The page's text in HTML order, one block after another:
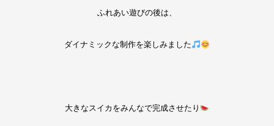
ふれあい遊びの後は、
ダイナミックな制作を楽しみました
大きなスイカをみんなで完成させたり